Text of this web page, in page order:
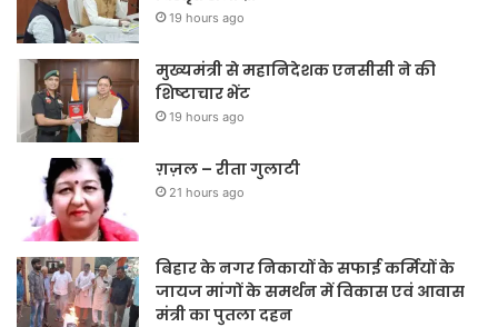
19 hours ago
मुख्यमंत्री से महानिदेशक एनसीसी ने की
शिष्टाचार भेंट
19 hours ago
ग़ज़ल – रीता गुलाटी
21 hours ago
बिहार के नगर निकायों के सफाई कर्मियों के
जायज मांगों के समर्थन में विकास एवं आवास
मंत्री का पुतला दहन